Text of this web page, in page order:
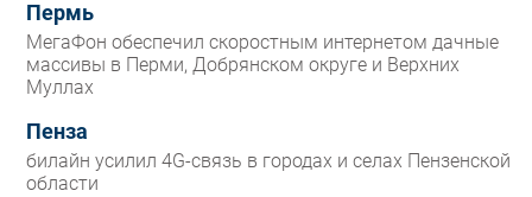
Пермь
МегаФон обеспечил скоростным интернетом дачные
массивы в Перми, Добрянском округе и Верхних
Муллах
Пенза
билайн усилил 4G-связь в городах и селах Пензенской
области